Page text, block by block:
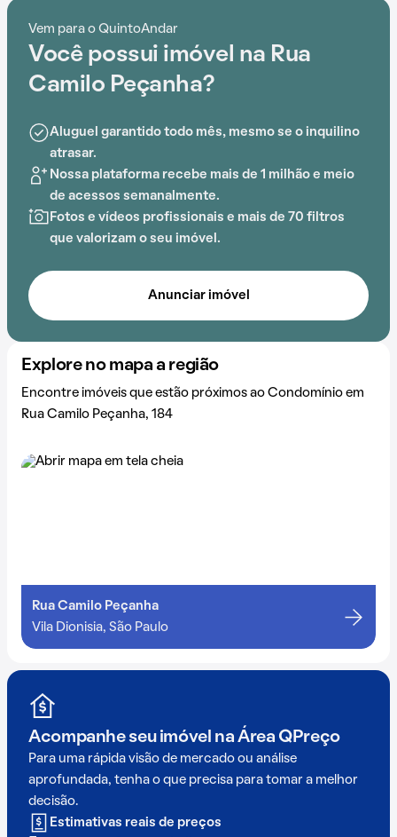
privilegiada, próximo a UBS Vila Dionísia, EMEF
Osvaldo Quirino Simõe, Colégio Tecla, Colégio Arca,
Universidade Estácio e Yázigi - Inglês.
Com piscina e churrasqueira, este empreendimento
proporciona opções de lazer para todas as idades.
Vem para o QuintoAndar
Você possui imóvel na Rua
Camilo Peçanha?
Aluguel garantido todo mês, mesmo se o inquilino
atrasar.
Nossa plataforma recebe mais de 1 milhão e meio
de acessos semanalmente.
Fotos e vídeos profissionais e mais de 70 filtros
que valorizam o seu imóvel.
Anunciar imóvel
Explore no mapa a região
Encontre imóveis que estão próximos ao Condomínio em
Rua Camilo Peçanha, 184
Rua Camilo Peçanha
Vila Dionisia, São Paulo
Acompanhe seu imóvel na Área QPreço
Para uma rápida visão de mercado ou análise
aprofundada, tenha o que precisa para tomar a melhor
decisão.
Estimativas reais de preços